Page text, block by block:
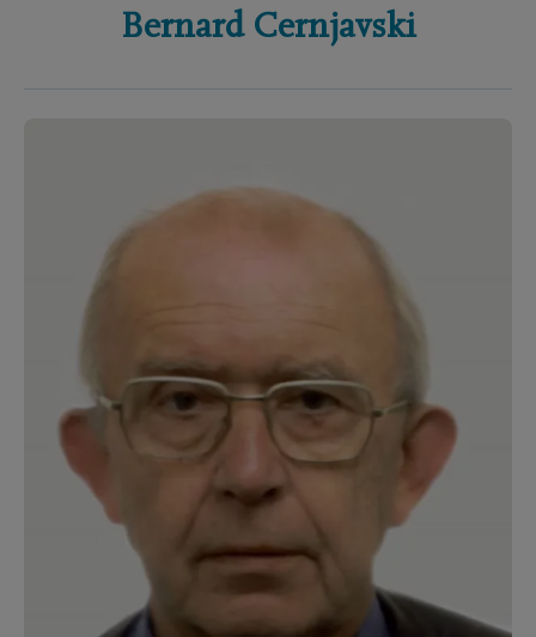
Bernard Cernjavski